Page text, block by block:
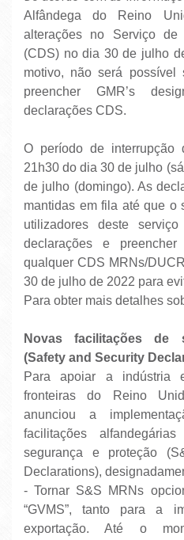
Alfândega do Reino
alterações no Serviço de
(CDS) no dia 30 de julho
motivo, não será possível
preencher GMR’s
declarações CDS.
O período de interrupção
21h30 do dia 30 de julho
de julho (domingo). As
mantidas em fila até que o
utilizadores deste
declarações e
qualquer CDS MRNs/
30 de julho de 2022 para
Para obter mais detalhes
Novas facilitações de
(Safety and Security
Para apoiar a indústria
fronteiras do Reino
anunciou a
facilitações
segurança e proteção
Declarations),
- Tornar S&S MRNs
“GVMS”, tanto para a
exportação. Até o